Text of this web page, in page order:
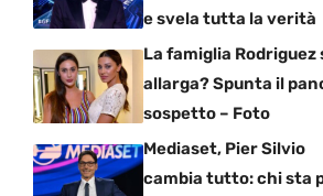
e svela tutta la verità
La famiglia Rodriguez
allarga? Spunta il
sospetto – Foto
Mediaset, Pier Silvio
cambia tutto: chi sta